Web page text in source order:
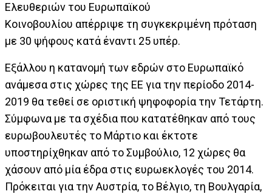
Ελευθεριών του Ευρωπαϊκού
Κοινοβουλίου απέρριψε τη συγκεκριμένη πρόταση
με 30 ψήφους κατά έναντι 25 υπέρ.
Εξάλλου η κατανομή των εδρών στο Ευρωπαϊκό
ανάμεσα στις χώρες της ΕΕ για την περίοδο 2014-
2019 θα τεθεί σε οριστική ψηφοφορία την Τετάρτη.
Σύμφωνα με τα σχέδια που κατατέθηκαν από τους
ευρωβουλευτές το Μάρτιο και έκτοτε
υποστηρίχθηκαν από το Συμβούλιο, 12 χώρες θα
χάσουν από μία έδρα στις ευρωεκλογές του 2014.
Πρόκειται για την Αυστρία, το Βέλγιο, τη Βουλγαρία,